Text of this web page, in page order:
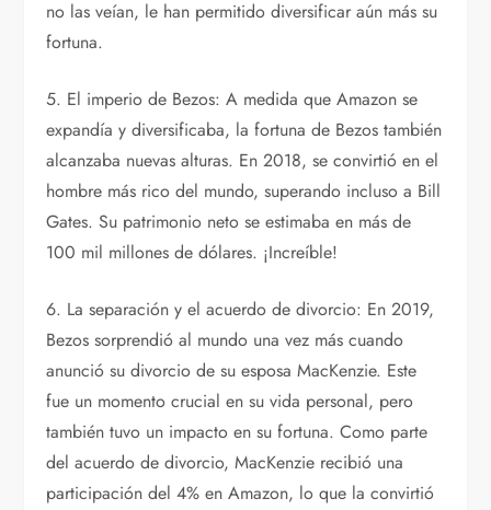
no las veían, le han permitido diversificar aún más su
fortuna.
5. El imperio de Bezos: A medida que Amazon se
expandía y diversificaba, la fortuna de Bezos también
alcanzaba nuevas alturas. En 2018, se convirtió en el
hombre más rico del mundo, superando incluso a Bill
Gates. Su patrimonio neto se estimaba en más de
100 mil millones de dólares. ¡Increíble!
6. La separación y el acuerdo de divorcio: En 2019,
Bezos sorprendió al mundo una vez más cuando
anunció su divorcio de su esposa MacKenzie. Este
fue un momento crucial en su vida personal, pero
también tuvo un impacto en su fortuna. Como parte
del acuerdo de divorcio, MacKenzie recibió una
participación del 4% en Amazon, lo que la convirtió